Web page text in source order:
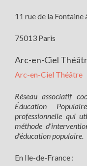
11 rue de la Fontaine
75013 Paris
Arc-en-Ciel
Arc-en-Ciel Théâtre
Réseau associatif
Éducation
professionnelle qui
méthode
d’éducation populaire.
En Ile-de-France :